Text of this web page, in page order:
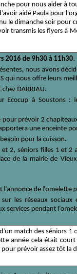
pour nous aider à
aidé Paula pour
le dimanche soir pour
transmis les flyers à
2016 de 9h30 à 11h30.
nous avons
qui nous offre leurs
DARRIAU.
Ecocup à Soustons :
prévoir 2
une enceinte
pour la cuisson.
et 2, séniors filles 1 et
de la mairie de
l'annonce de l'omelette
sur les réseaux
services pendant
match des séniors 1
année cela était
prévoir assez tôt la